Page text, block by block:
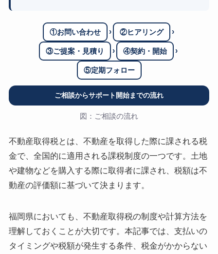
①お問い合わせ › ②ヒアリング ›
③ご提案・見積り › ④契約・開始 ›
⑤定期フォロー
ご相談からサポート開始までの流れ
図：ご相談の流れ
不動産取得税とは、不動産を取得した際に課される税
金で、全国的に適用される課税制度の一つです。土地
や建物などを購入する際に取得者に課され、税額は不
動産の評価額に基づいて決まります。
福岡県においても、不動産取得税の制度や計算方法を
理解しておくことが大切です。本記事では、支払いの
タイミングや税額が発生する条件、税金がかからない